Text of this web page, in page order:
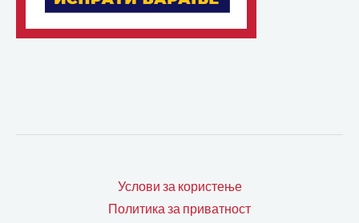
Услови за користење
Политика за приватност